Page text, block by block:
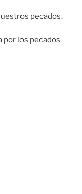
pecados.
por los pecados